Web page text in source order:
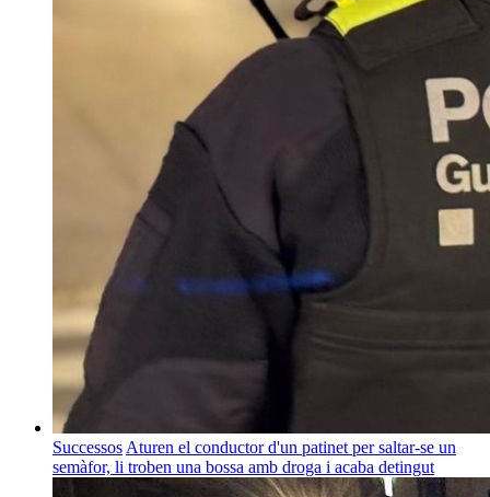
Successos Aturen el conductor d'un patinet per saltar-se un
semàfor, li troben una bossa amb droga i acaba detingut